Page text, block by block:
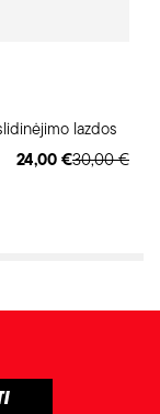
lazdos
30,00 €
24,00 €